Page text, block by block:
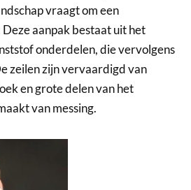
vraagt om een
aanpak bestaat uit het
onderdelen, die vervolgens
zeilen zijn vervaardigd van
en grote delen van het
van messing.